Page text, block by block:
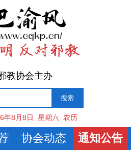
教协会主办
年8月8日 星期六 农历
协会动态 通知公告